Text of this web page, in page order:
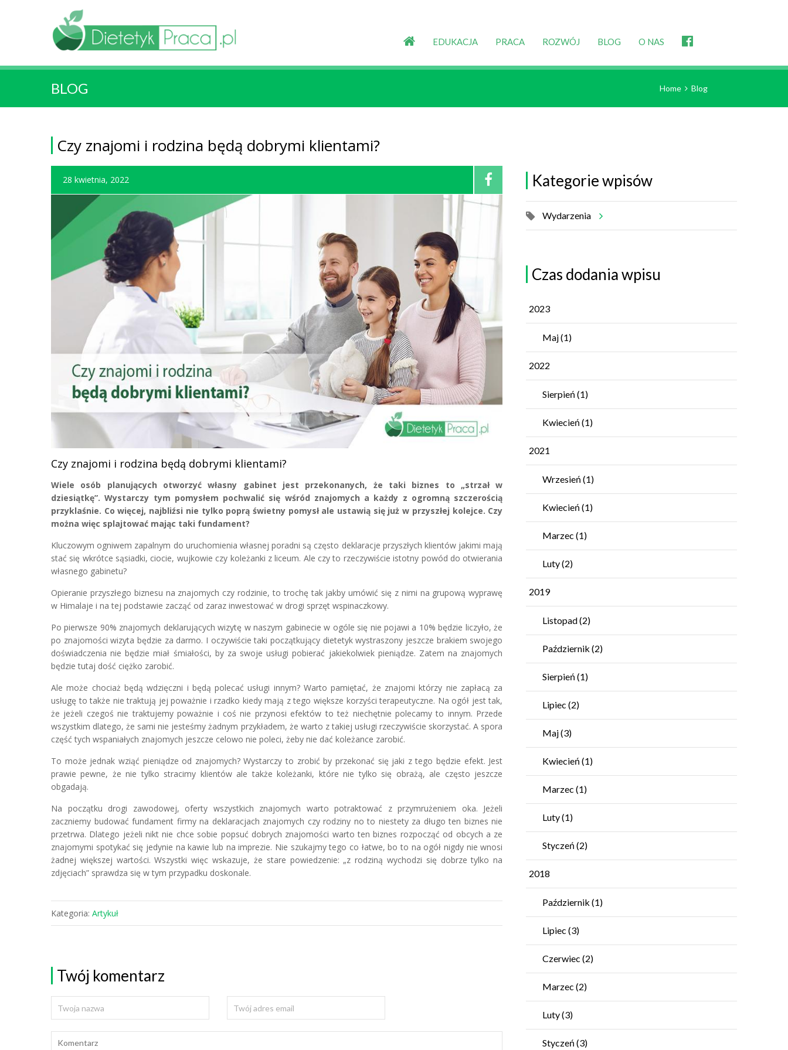
EDUKACJA PRACA ROZWÓJ BLOG O NAS
BLOG Home Blog
Czy znajomi i rodzina będą dobrymi klientami?
28 kwietnia, 2022
Czy znajomi i rodzina będą dobrymi klientami?
Wiele osób planujących otworzyć własny gabinet jest przekonanych, że taki biznes to „strzał w
dziesiątkę”. Wystarczy tym pomysłem pochwalić się wśród znajomych a każdy z ogromną szczerością
przyklaśnie. Co więcej, najbliźsi nie tylko poprą świetny pomysł ale ustawią się już w przyszłej kolejce. Czy
można więc splajtować mając taki fundament?
Kluczowym ogniwem zapalnym do uruchomienia własnej poradni są często deklaracje przyszłych klientów jakimi mają
stać się wkrótce sąsiadki, ciocie, wujkowie czy koleżanki z liceum. Ale czy to rzeczywiście istotny powód do otwierania
własnego gabinetu?
Opieranie przyszłego biznesu na znajomych czy rodzinie, to trochę tak jakby umówić się z nimi na grupową wyprawę
w Himalaje i na tej podstawie zacząć od zaraz inwestować w drogi sprzęt wspinaczkowy.
Po pierwsze 90% znajomych deklarujących wizytę w naszym gabinecie w ogóle się nie pojawi a 10% będzie liczyło, że
po znajomości wizyta będzie za darmo. I oczywiście taki początkujący dietetyk wystraszony jeszcze brakiem swojego
doświadczenia nie będzie miał śmiałości, by za swoje usługi pobierać jakiekolwiek pieniądze. Zatem na znajomych
będzie tutaj dość ciężko zarobić.
Ale może chociaż będą wdzięczni i będą polecać usługi innym? Warto pamiętać, że znajomi którzy nie zapłacą za
usługę to także nie traktują jej poważnie i rzadko kiedy mają z tego większe korzyści terapeutyczne. Na ogół jest tak,
że jeżeli czegoś nie traktujemy poważnie i coś nie przynosi efektów to też niechętnie polecamy to innym. Przede
wszystkim dlatego, że sami nie jesteśmy żadnym przykładem, że warto z takiej usługi rzeczywiście skorzystać. A spora
część tych wspaniałych znajomych jeszcze celowo nie poleci, żeby nie dać koleżance zarobić.
To może jednak wziąć pieniądze od znajomych? Wystarczy to zrobić by przekonać się jaki z tego będzie efekt. Jest
prawie pewne, że nie tylko stracimy klientów ale także koleżanki, które nie tylko się obrażą, ale często jeszcze
obgadają.
Na początku drogi zawodowej, oferty wszystkich znajomych warto potraktować z przymrużeniem oka. Jeżeli
zaczniemy budować fundament firmy na deklaracjach znajomych czy rodziny no to niestety za długo ten biznes nie
przetrwa. Dlatego jeżeli nikt nie chce sobie popsuć dobrych znajomości warto ten biznes rozpocząć od obcych a ze
znajomymi spotykać się jedynie na kawie lub na imprezie. Nie szukajmy tego co łatwe, bo to na ogół nigdy nie wnosi
żadnej większej wartości. Wszystki więc wskazuje, że stare powiedzenie: „z rodziną wychodzi się dobrze tylko na
zdjęciach” sprawdza się w tym przypadku doskonale.
Kategoria: Artykuł
Twój komentarz
Kategorie wpisów
Wydarzenia
Czas dodania wpisu
2023
Maj(1)
2022
Sierpień (1)
Kwiecień (1)
2021
Wrzesień (1)
Kwiecień (1)
Marzec (1)
Luty(2)
2019
Listopad(2)
Październik (2)
Sierpień (1)
Lipiec (2)
Maj(3)
Kwiecień (1)
Marzec (1)
Luty(1)
Styczeń (2)
2018
Październik (1)
Lipiec (3)
Czerwiec (2)
Marzec (2)
Luty(3)
Styczeń (3)